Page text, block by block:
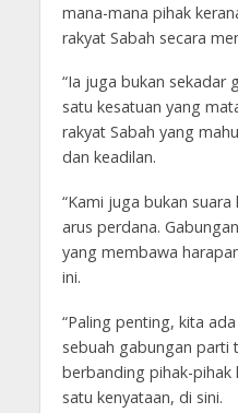
mana-mana pihak
rakyat Sabah secara
“Ia juga bukan sekadar
satu kesatuan yang
rakyat Sabah yang
dan keadilan.
“Kami juga bukan suara
arus perdana.
yang membawa
ini.
“Paling penting, kita
sebuah gabungan parti
berbanding pihak-pihak
satu kenyataan, di sini.